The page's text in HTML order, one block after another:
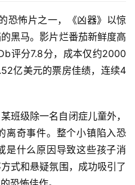
恐怖片之一，《凶器》以惊
黑马。影片烂番茄新鲜度高
评分7.8分，成本仅约2000
亿美元的票房佳绩，连续4
班级除一名自闭症儿童外，
离奇事件。整个小镇陷入恐
是什么原因导致这些孩子消
式和悬疑氛围，成功吸引了